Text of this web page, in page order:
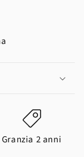
Granzia 2 anni